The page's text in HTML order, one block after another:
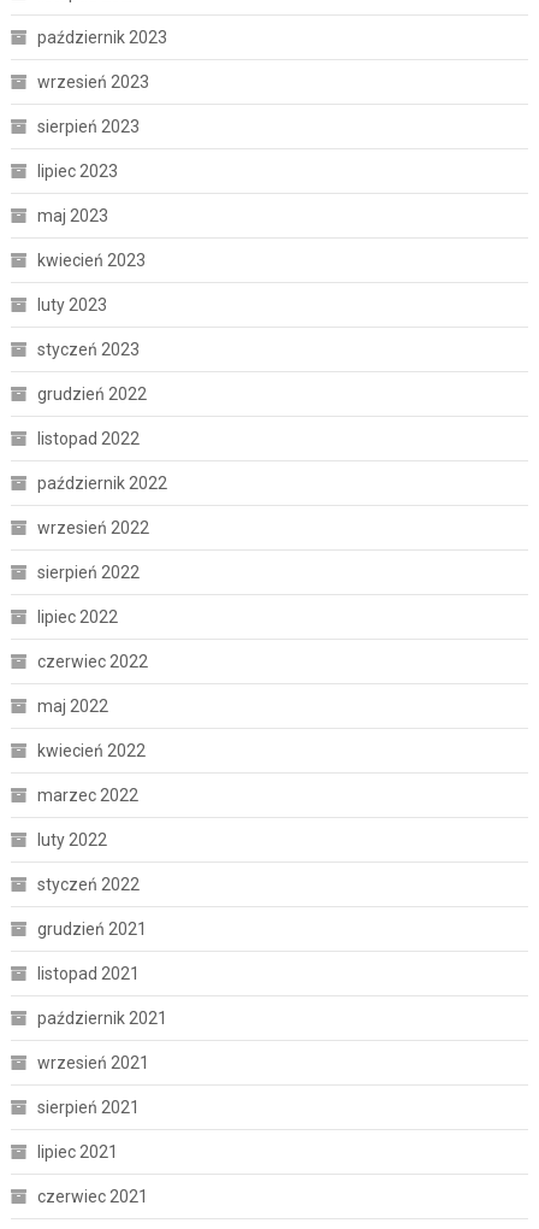
październik 2023
wrzesień 2023
sierpień 2023
lipiec 2023
maj 2023
kwiecień 2023
luty 2023
styczeń 2023
grudzień 2022
listopad 2022
październik 2022
wrzesień 2022
sierpień 2022
lipiec 2022
czerwiec 2022
maj 2022
kwiecień 2022
marzec 2022
luty 2022
styczeń 2022
grudzień 2021
listopad 2021
październik 2021
wrzesień 2021
sierpień 2021
lipiec 2021
czerwiec 2021